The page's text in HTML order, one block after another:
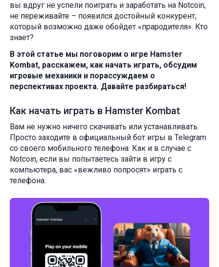
вы вдруг не успели поиграть и заработать на Notcoin,
не переживайте – появился достойный конкурент,
который возможно даже обойдет «прародителя». Кто
знает?
В этой статье мы поговорим о игре Hamster
Kombat, расскажем, как начать играть, обсудим
игровые механики и порассуждаем о
перспективах проекта. Давайте разбираться!
Как начать играть в Hamster Kombat
Вам не нужно ничего скачивать или устанавливать.
Просто заходите в официальный бот игры в Telegram
со своего мобильного телефона. Как и в случае с
Notcoin, если вы попытаетесь зайти в игру с
компьютера, вас «вежливо попросят» играть с
телефона.